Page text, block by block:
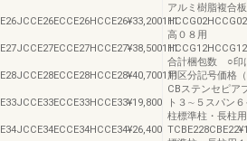
アルミ樹脂複合
高０８用
合計梱包数 ○印
用区分記号価格
CBステンセピア
ト３∼５スパン
柱標準柱・長柱